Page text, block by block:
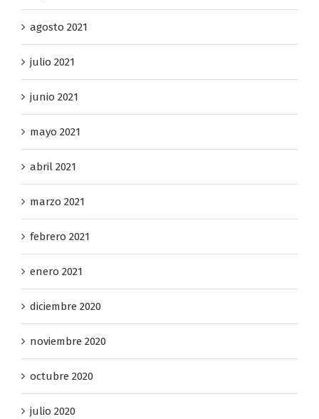
agosto 2021
julio 2021
junio 2021
mayo 2021
abril 2021
marzo 2021
febrero 2021
enero 2021
diciembre 2020
noviembre 2020
octubre 2020
julio 2020